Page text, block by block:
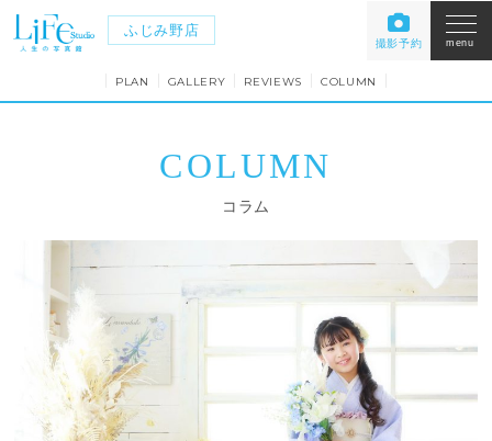
ふじみ野店
撮影予約 menu
PLAN GALLERY REVIEWS COLUMN
COLUMN
コラム